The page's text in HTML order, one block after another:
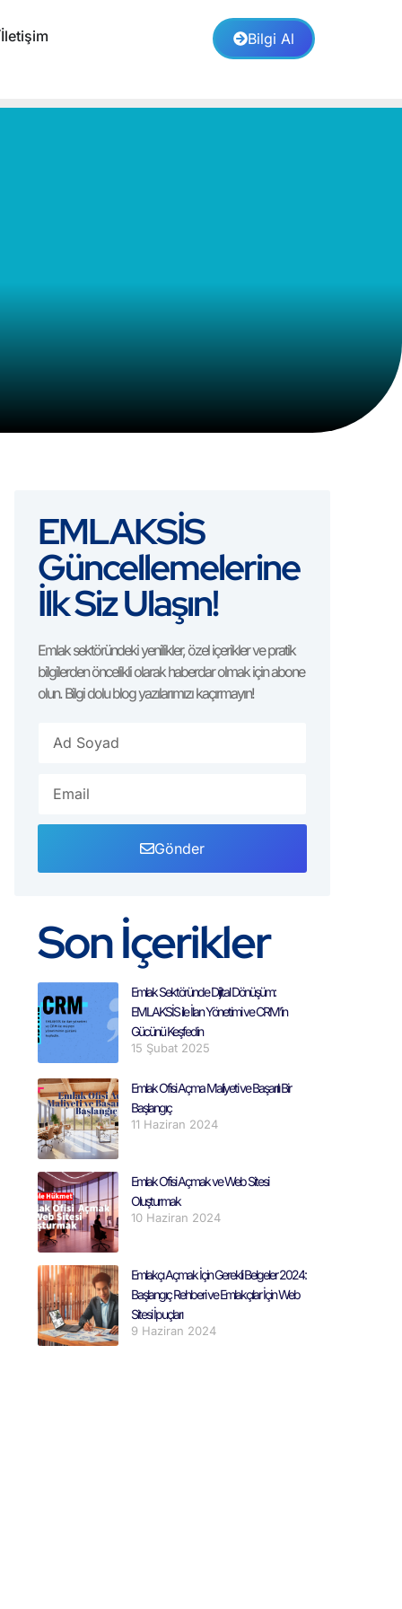
İletişim Bilgi Al
EMLAKSİS
Güncellemelerine
İlk Siz Ulaşın!
Emlak sektöründeki yenilikler, özel içerikler ve pratik
bilgilerden öncelikli olarak haberdar olmak için abone
olun. Bilgi dolu blog yazılarımızı kaçırmayın!
Gönder
Son İçerikler
Emlak Sektöründe Dijital Dönüşüm:
EMLAKSİS ile İlan Yönetimi ve CRM’in
Gücünü Keşfedin
15 Şubat 2025
Emlak Ofisi Açma Maliyeti ve Başarılı Bir
Başlangıç
11 Haziran 2024
Emlak Ofisi Açmak ve Web Sitesi
Oluşturmak
10 Haziran 2024
Emlakçı Açmak İçin Gerekli Belgeler 2024:
Başlangıç Rehberi ve Emlakçılar İçin Web
Sitesi İpuçları
9 Haziran 2024